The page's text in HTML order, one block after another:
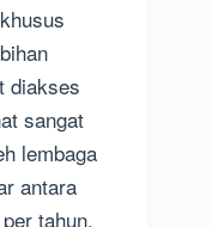
diakses
sangat
lembaga
antara
tahun.